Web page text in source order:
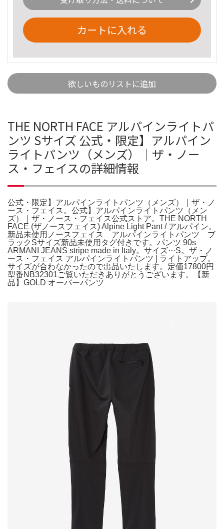
カートに入れる
欲しいものリストに追加
THE NORTH FACE アルパインライトパ
ンツ Sサイズ 公式・限定】アルパイン
ライトパンツ（メンズ）｜ザ・ノー
ス・フェイスの詳細情報
公式・限定】アルパインライトパンツ（メンズ）｜ザ・ノ
ース・フェイス。公式】アルパインライトパンツ（メン
ズ）｜ザ・ノース・フェイス公式ストア。THE NORTH
FACE (ザノースフェイス) Alpine Light Pant / アルパイン。
新品未使用ノースフェイス アルパインライトパンツ ブ
ラックSサイズ新品未使用タグ付きです。パンツ 90s
ARMANI JEANS stripe made in Italy。サイズ···S。ザ・ノ
ース・フェイス アルパインライトパンツ | ライトアップ。
サイズが合わなかったので出品いたします。定価17800円
型番NB32301ご覧いただきありがとうございます。【新
品】GOLD オーバーパンツ